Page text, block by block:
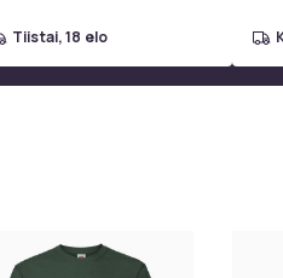
tiistai, 18 elo